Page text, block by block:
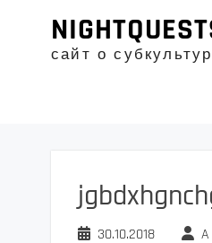
содержимому
сайт о
30.10.2018 A